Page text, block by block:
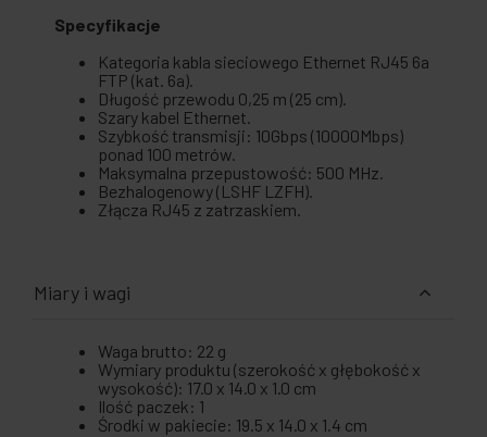
Specyfikacje
Kategoria kabla sieciowego Ethernet RJ45 6a
FTP (kat. 6a).
Długość przewodu 0,25 m (25 cm).
Szary kabel Ethernet.
Szybkość transmisji: 10Gbps (10000Mbps)
ponad 100 metrów.
Maksymalna przepustowość: 500 MHz.
Bezhalogenowy (LSHF LZFH).
Złącza RJ45 z zatrzaskiem.
Miary i wagi
Waga brutto: 22 g
Wymiary produktu (szerokość x głębokość x
wysokość): 17.0 x 14.0 x 1.0 cm
Ilość paczek: 1
Środki w pakiecie: 19.5 x 14.0 x 1.4 cm